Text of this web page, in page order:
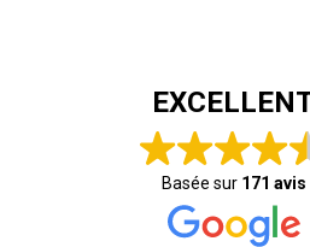
Basée sur 171 avis